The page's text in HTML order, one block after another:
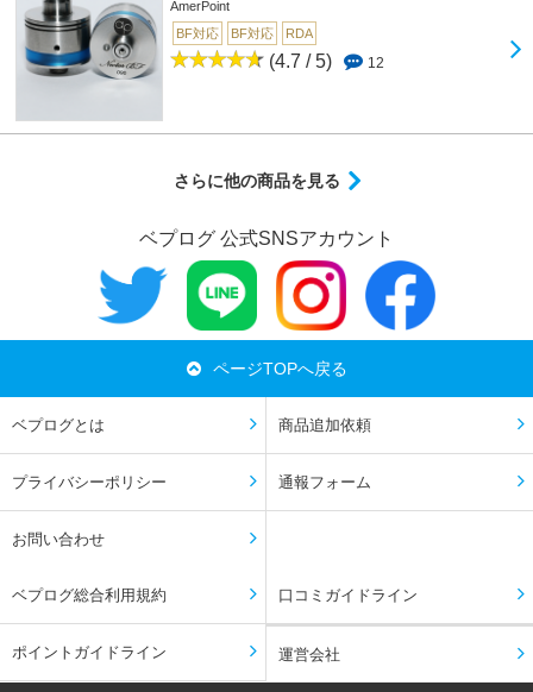
AmerPoint
BF対応
BF対応 RDA
(4.7 / 5) 12
さらに他の商品を見る
ベプログ 公式SNSアカウント
ページTOPへ戻る
ベプログとは 商品追加依頼
プライバシーポリシー 通報フォーム
お問い合わせ
ベプログ総合利用規約 口コミガイドライン
ポイントガイドライン 運営会社